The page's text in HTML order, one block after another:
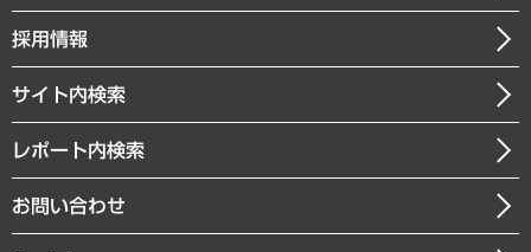
GRC（ガバナンス・リスク・コンプライアンス）・防災（政策）
経済・産業・雇用・労働
まちづくり・観光・交通・スポーツ・スマートシティ
自然資源・農林水産業・食料システム
経営用語集
受託・受注実績（官公庁関連）
メディア掲載・出演
社長メッセージ
会社概要
沿革
組織図・本部部室紹介
インドネシア現地法人
ニュースリリース
お知らせ
採用情報
サイト内検索
レポート内検索
お問い合わせ